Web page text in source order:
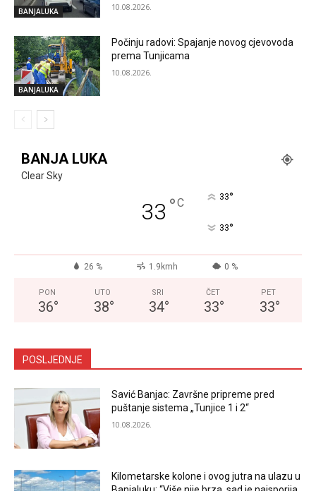
BANJALUKA 10.08.2026.
BANJALUKA
Počinju radovi: Spajanje novog cjevovoda
prema Tunjicama
10.08.2026.
BANJA LUKA
Clear Sky
33 °C 33°
33°
26 % 1.9kmh 0 %
PON
36°
UTO
38°
SRI
34°
ČET
33°
PET
33°
POSLJEDNJE
Savić Banjac: Završne pripreme pred
puštanje sistema „Tunjice 1 i 2“
10.08.2026.
Kilometarske kolone i ovog jutra na ulazu u